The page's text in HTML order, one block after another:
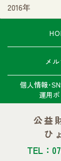
2016年
メ
個人情報･
運用
公益
ひ
TEL：